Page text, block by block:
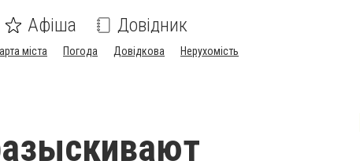
Афіша Довідник
міста Погода Довідкова Нерухомість